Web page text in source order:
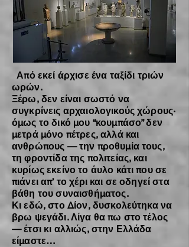
Από εκεί άρχισε ένα ταξίδι τριών
ωρών.
Ξέρω, δεν είναι σωστό να
συγκρίνεις αρχαιολογικούς χώρους·
όμως το δικό μου “κουμπάσο” δεν
μετρά μόνο πέτρες, αλλά και
ανθρώπους — την προθυμία τους,
τη φροντίδα της πολιτείας, και
κυρίως εκείνο το άυλο κάτι που σε
πιάνει απ’ το χέρι και σε οδηγεί στα
βάθη του συναισθήματος.
Κι εδώ, στο Δίον, δυσκολεύτηκα να
βρω ψεγάδι. Λίγα θα πω στο τέλος
— έτσι κι αλλιώς, στην Ελλάδα
είμαστε…